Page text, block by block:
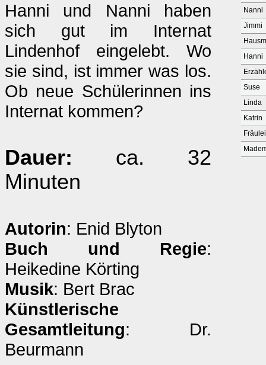
Hanni und Nanni haben
sich gut im Internat
Lindenhof eingelebt. Wo
sie sind, ist immer was los.
Ob neue Schülerinnen ins
Internat kommen?
Dauer: ca. 32
Minuten
Autorin: Enid Blyton
Buch und Regie:
Heikedine Körting
Musik: Bert Brac
Künstlerische
Gesamtleitung: Dr.
Beurmann
Nanni
Jimmi
Hanni
Suse
Linda
Katrin